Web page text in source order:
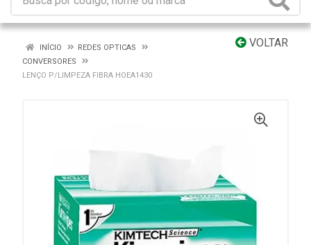
VOLTAR
INÍCIO
REDES OPTICAS
CONVERSORES
LENÇO P/LIMPEZA FIBRA HOEA1430